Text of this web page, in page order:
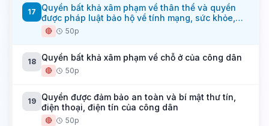
17
Quyền bất khả xâm phạm về thân thể và quyền
được pháp luật bảo hộ về tính mạng, sức khỏe,
danh dự, nhân phẩm của công dân
🔴 50p
18 Quyền bất khả xâm phạm về chỗ ở của công dân
🔴 50p
19
Quyền được đảm bảo an toàn và bí mật thư tín,
điện thoại, điện tín của công dân
🔴 50p